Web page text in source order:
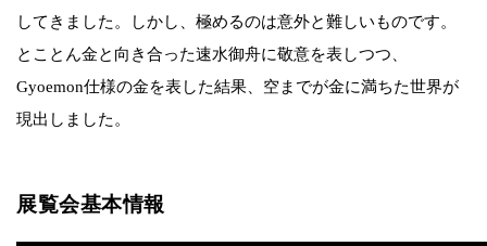
してきました。しかし、極めるのは意外と難しいものです。
とことん金と向き合った速水御舟に敬意を表しつつ、
Gyoemon仕様の金を表した結果、空までが金に満ちた世界が
現出しました。
展覧会基本情報